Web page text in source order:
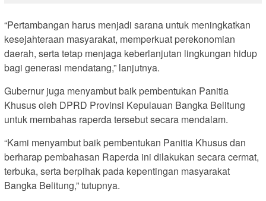
“Pertambangan harus menjadi sarana untuk meningkatkan
kesejahteraan masyarakat, memperkuat perekonomian
daerah, serta tetap menjaga keberlanjutan lingkungan hidup
bagi generasi mendatang,” lanjutnya.
Gubernur juga menyambut baik pembentukan Panitia
Khusus oleh DPRD Provinsi Kepulauan Bangka Belitung
untuk membahas raperda tersebut secara mendalam.
“Kami menyambut baik pembentukan Panitia Khusus dan
berharap pembahasan Raperda ini dilakukan secara cermat,
terbuka, serta berpihak pada kepentingan masyarakat
Bangka Belitung,” tutupnya.